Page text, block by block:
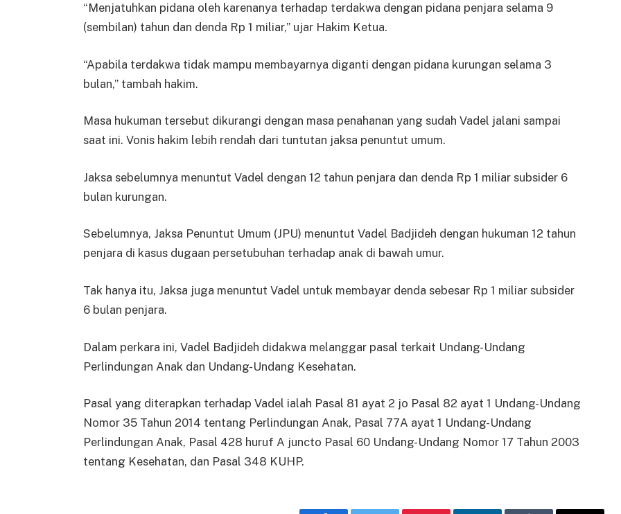
“Menjatuhkan pidana oleh karenanya terhadap terdakwa dengan pidana penjara selama 9
(sembilan) tahun dan denda Rp 1 miliar,” ujar Hakim Ketua.
“Apabila terdakwa tidak mampu membayarnya diganti dengan pidana kurungan selama 3
bulan,” tambah hakim.
Masa hukuman tersebut dikurangi dengan masa penahanan yang sudah Vadel jalani sampai
saat ini. Vonis hakim lebih rendah dari tuntutan jaksa penuntut umum.
Jaksa sebelumnya menuntut Vadel dengan 12 tahun penjara dan denda Rp 1 miliar subsider 6
bulan kurungan.
Sebelumnya, Jaksa Penuntut Umum (JPU) menuntut Vadel Badjideh dengan hukuman 12 tahun
penjara di kasus dugaan persetubuhan terhadap anak di bawah umur.
Tak hanya itu, Jaksa juga menuntut Vadel untuk membayar denda sebesar Rp 1 miliar subsider
6 bulan penjara.
Dalam perkara ini, Vadel Badjideh didakwa melanggar pasal terkait Undang-Undang
Perlindungan Anak dan Undang-Undang Kesehatan.
Pasal yang diterapkan terhadap Vadel ialah Pasal 81 ayat 2 jo Pasal 82 ayat 1 Undang-Undang
Nomor 35 Tahun 2014 tentang Perlindungan Anak, Pasal 77A ayat 1 Undang-Undang
Perlindungan Anak, Pasal 428 huruf A juncto Pasal 60 Undang-Undang Nomor 17 Tahun 2003
tentang Kesehatan, dan Pasal 348 KUHP.